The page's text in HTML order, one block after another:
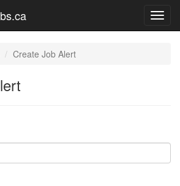
Create Job Alert